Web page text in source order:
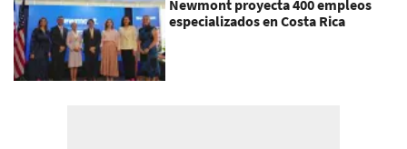
Newmont proyecta 400 empleos
especializados en Costa Rica